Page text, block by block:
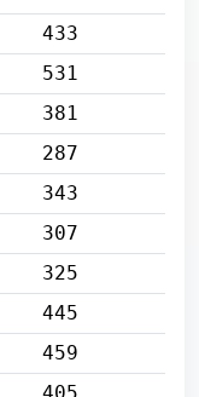
433
531
381
287
343
307
325
445
459